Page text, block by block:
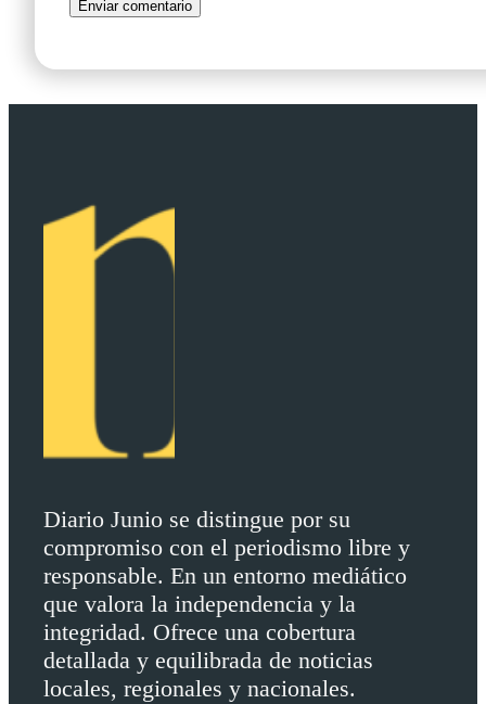
Diario Junio se distingue por su
compromiso con el periodismo libre y
responsable. En un entorno mediático
que valora la independencia y la
integridad. Ofrece una cobertura
detallada y equilibrada de noticias
locales, regionales y nacionales.